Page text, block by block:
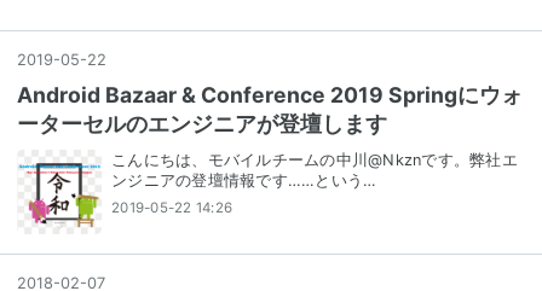
2019-05-22
Android Bazaar & Conference 2019 Springにウォ
ーターセルのエンジニアが登壇します
こんにちは、モバイルチームの中川@Nkznです。弊社エ
ンジニアの登壇情報です……という…
2019-05-22 14:26
2018-02-07